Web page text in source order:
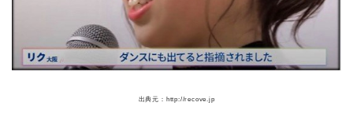
出典元：http://recove.jp